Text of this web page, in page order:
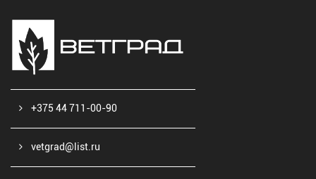
+375 44 711-00-90
vetgrad@list.ru